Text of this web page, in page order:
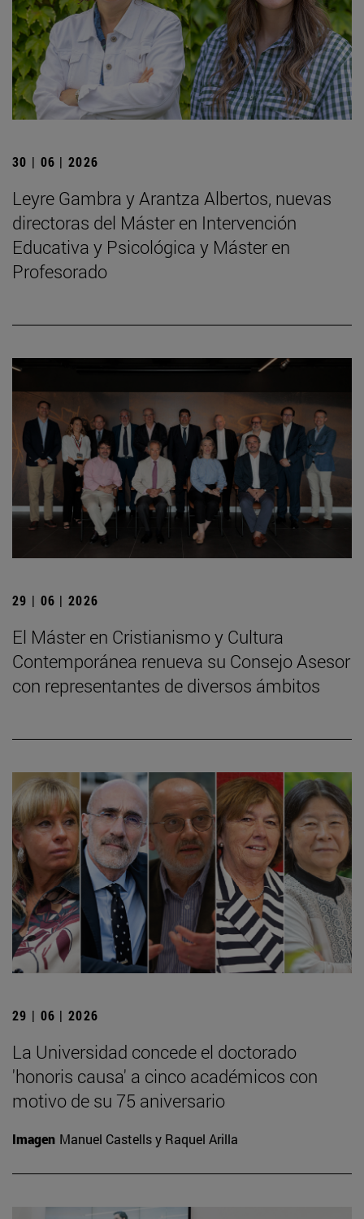
30 | 06 | 2026
Leyre Gambra y Arantza Albertos, nuevas
directoras del Máster en Intervención
Educativa y Psicológica y Máster en
Profesorado
29 | 06 | 2026
El Máster en Cristianismo y Cultura
Contemporánea renueva su Consejo Asesor
con representantes de diversos ámbitos
29 | 06 | 2026
La Universidad concede el doctorado
'honoris causa' a cinco académicos con
motivo de su 75 aniversario
Imagen Manuel Castells y Raquel Arilla